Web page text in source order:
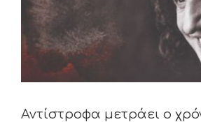
Αντίστροφα μετράει ο